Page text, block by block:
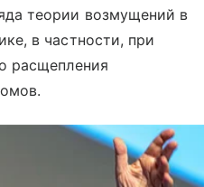
теории возмущений в
в частности, при
расщепления